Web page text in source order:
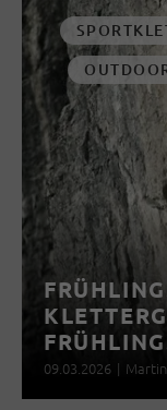
09.03.2026 |